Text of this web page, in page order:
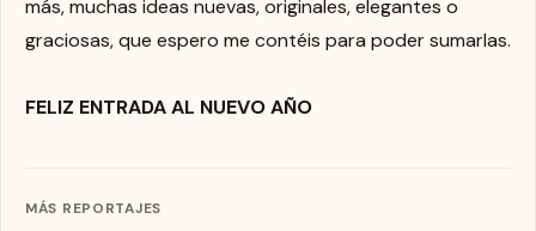
más, muchas ideas nuevas, originales, elegantes o
graciosas, que espero me contéis para poder sumarlas.
FELIZ ENTRADA AL NUEVO AÑO
MÁS REPORTAJES